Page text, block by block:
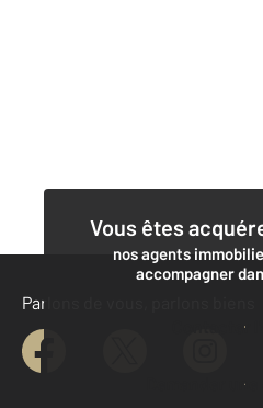
Vous êtes
nos agents
accompagner
Contacter
Demander
Parlons de vous, parlons biens